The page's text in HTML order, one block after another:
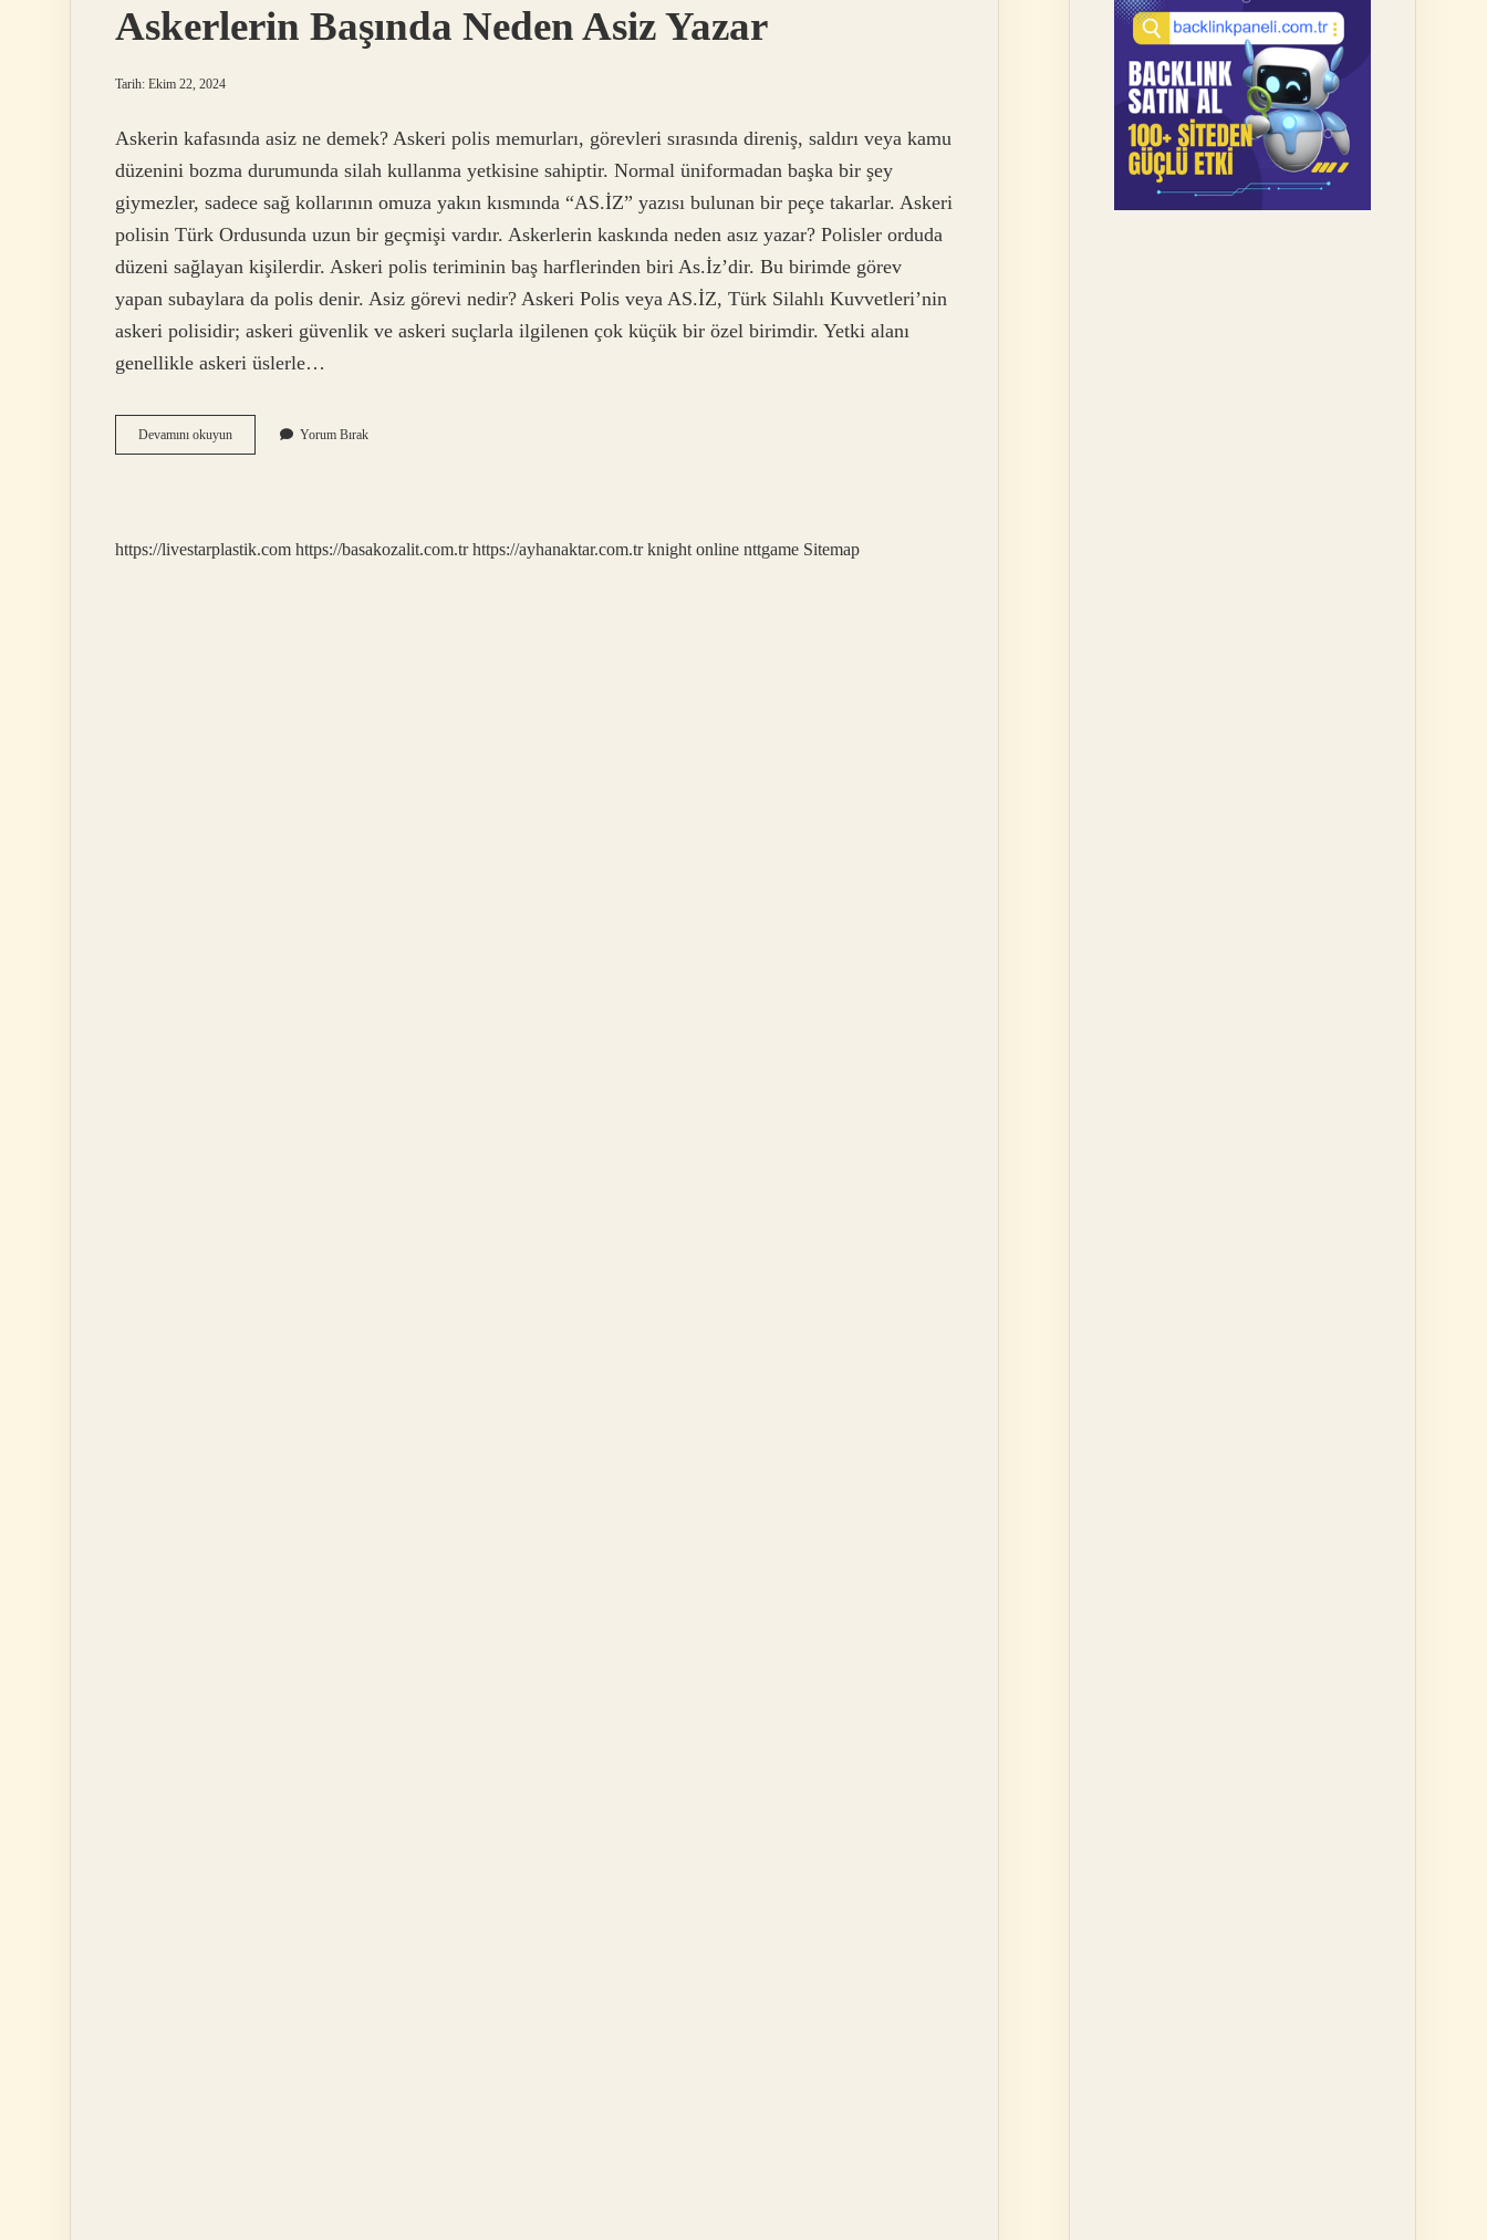
Askerlerin Başında Neden Asiz Yazar
Tarih: Ekim 22, 2024
Askerin kafasında asiz ne demek? Askeri polis memurları, görevleri sırasında direniş, saldırı veya kamu
düzenini bozma durumunda silah kullanma yetkisine sahiptir. Normal üniformadan başka bir şey
giymezler, sadece sağ kollarının omuza yakın kısmında “AS.İZ” yazısı bulunan bir peçe takarlar. Askeri
polisin Türk Ordusunda uzun bir geçmişi vardır. Askerlerin kaskında neden asız yazar? Polisler orduda
düzeni sağlayan kişilerdir. Askeri polis teriminin baş harflerinden biri As.İz’dir. Bu birimde görev
yapan subaylara da polis denir. Asiz görevi nedir? Askeri Polis veya AS.İZ, Türk Silahlı Kuvvetleri’nin
askeri polisidir; askeri güvenlik ve askeri suçlarla ilgilenen çok küçük bir özel birimdir. Yetki alanı
genellikle askeri üslerle…
Devamını okuyunAskerlerin
Başında
Yorum Bırak
https://livestarplastik.com https://basakozalit.com.tr https://ayhanaktar.com.tr knight online nttgame Sitemap